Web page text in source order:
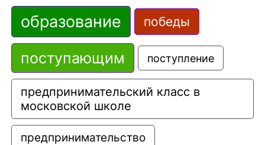
образование победы
поступающим поступление
предпринимательский класс в
московской школе
предпринимательство